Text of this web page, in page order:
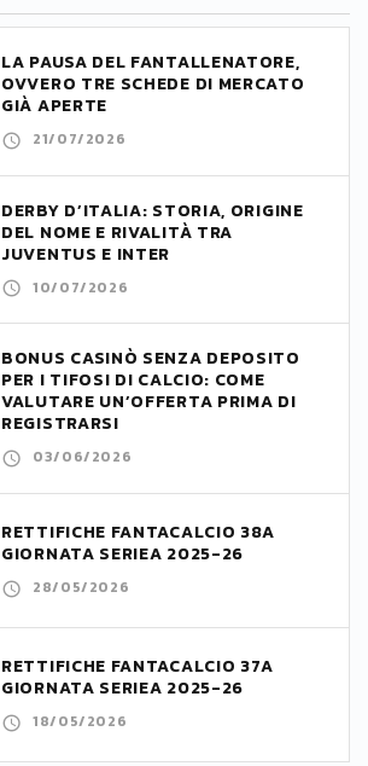
LA PAUSA DEL FANTALLENATORE,
OVVERO TRE SCHEDE DI MERCATO
GIÀ APERTE
21/07/2026
DERBY D’ITALIA: STORIA, ORIGINE
DEL NOME E RIVALITÀ TRA
JUVENTUS E INTER
10/07/2026
BONUS CASINÒ SENZA DEPOSITO
PER I TIFOSI DI CALCIO: COME
VALUTARE UN’OFFERTA PRIMA DI
REGISTRARSI
03/06/2026
RETTIFICHE FANTACALCIO 38A
GIORNATA SERIEA 2025-26
28/05/2026
RETTIFICHE FANTACALCIO 37A
GIORNATA SERIEA 2025-26
18/05/2026